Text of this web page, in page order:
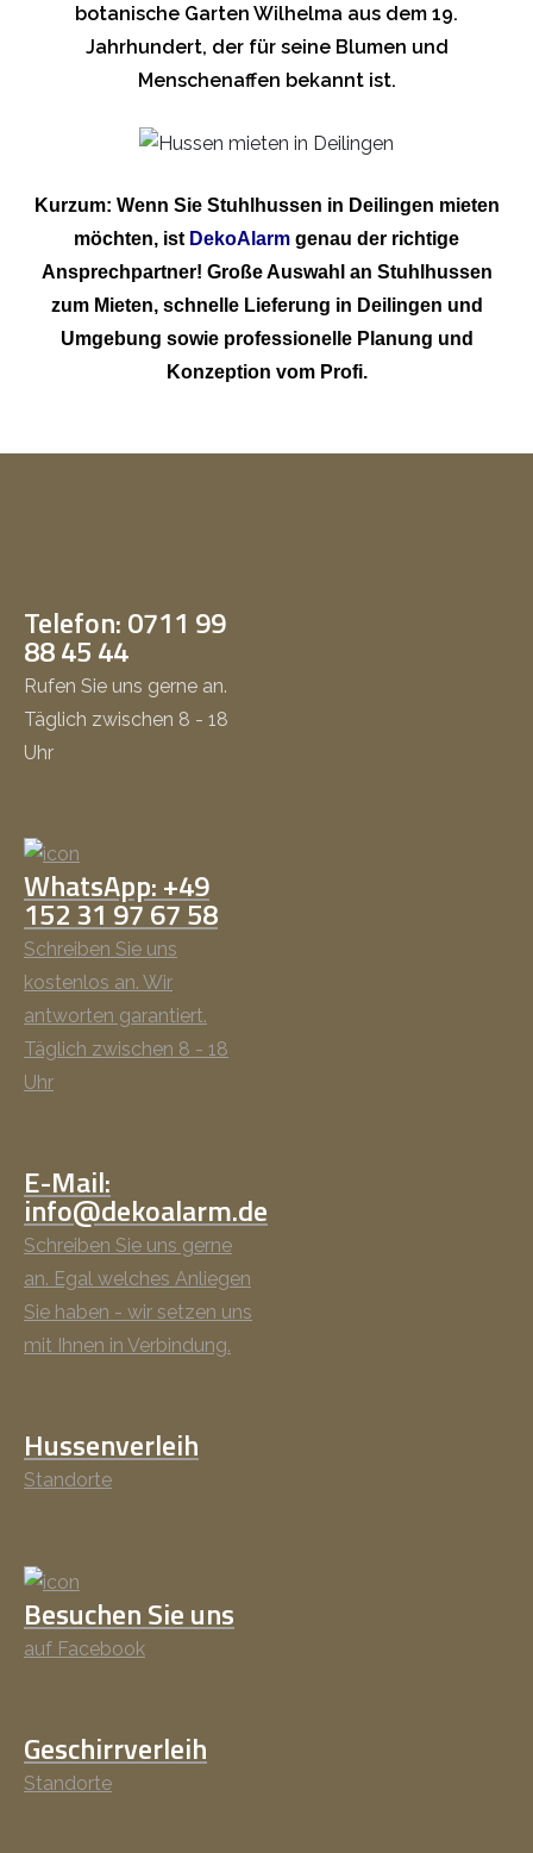
botanische Garten Wilhelma aus dem 19.
Jahrhundert, der für seine Blumen und
Menschenaffen bekannt ist.
Kurzum: Wenn Sie Stuhlhussen in Deilingen mieten
möchten, ist DekoAlarm genau der richtige
Ansprechpartner! Große Auswahl an Stuhlhussen
zum Mieten, schnelle Lieferung in Deilingen und
Umgebung sowie professionelle Planung und
Konzeption vom Profi.
Telefon: 0711 99
88 45 44
Rufen Sie uns gerne an.
Täglich zwischen 8 - 18
Uhr
WhatsApp: +49
152 31 97 67 58
Schreiben Sie uns
kostenlos an. Wir
antworten garantiert.
Täglich zwischen 8 - 18
Uhr
E-Mail:
info@dekoalarm.de
Schreiben Sie uns gerne
an. Egal welches Anliegen
Sie haben - wir setzen uns
mit Ihnen in Verbindung.
Hussenverleih
Standorte
Besuchen Sie uns
auf Facebook
Geschirrverleih
Standorte